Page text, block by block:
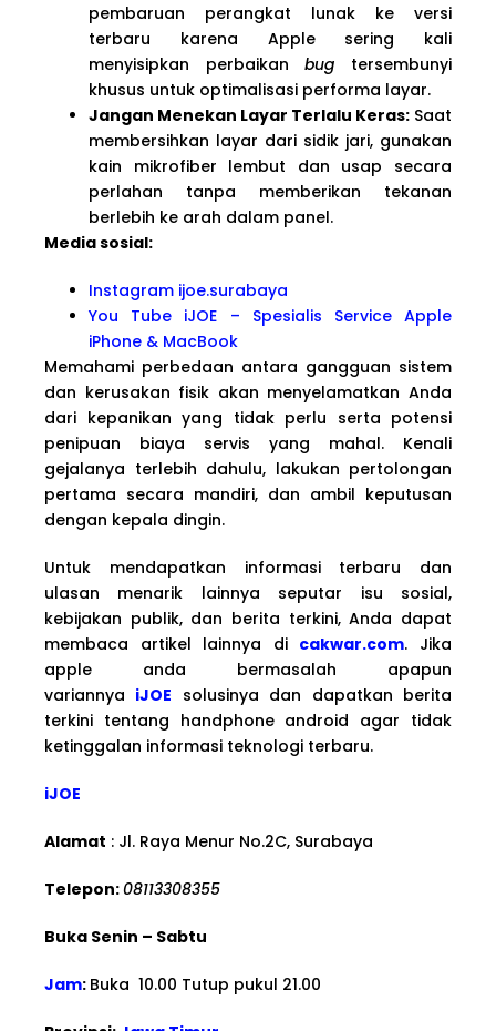
pembaruan perangkat lunak ke versi
terbaru karena Apple sering kali
menyisipkan perbaikanbug tersembunyi
khusus untuk optimalisasi performa layar.
Jangan Menekan Layar Terlalu Keras: Saat
membersihkan layar dari sidik jari, gunakan
kain mikrofiber lembut dan usap secara
perlahan tanpa memberikan tekanan
berlebih ke arah dalam panel.
Media sosial:
Instagram ijoe.surabaya
You Tube iJOE – Spesialis Service Apple
iPhone & MacBook
Memahami perbedaan antara gangguan sistem
dan kerusakan fisik akan menyelamatkan Anda
dari kepanikan yang tidak perlu serta potensi
penipuan biaya servis yang mahal. Kenali
gejalanya terlebih dahulu, lakukan pertolongan
pertama secara mandiri, dan ambil keputusan
dengan kepala dingin.
Untuk mendapatkan informasi terbaru dan
ulasan menarik lainnya seputar isu sosial,
kebijakan publik, dan berita terkini, Anda dapat
membaca artikel lainnya di cakwar.com. Jika
apple anda bermasalah apapun
variannya iJOE solusinya dan dapatkan berita
terkini tentang handphone android agar tidak
ketinggalan informasi teknologi terbaru.
iJOE
Alamat : Jl. Raya Menur No.2C, Surabaya
Telepon:08113308355
Buka Senin – Sabtu
Jam: Buka 10.00 Tutup pukul 21.00